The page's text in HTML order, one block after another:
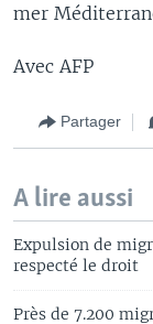
mer
Avec AFP
Partager
A lire aussi
Expulsion de
respecté le droit
Près de 7.200